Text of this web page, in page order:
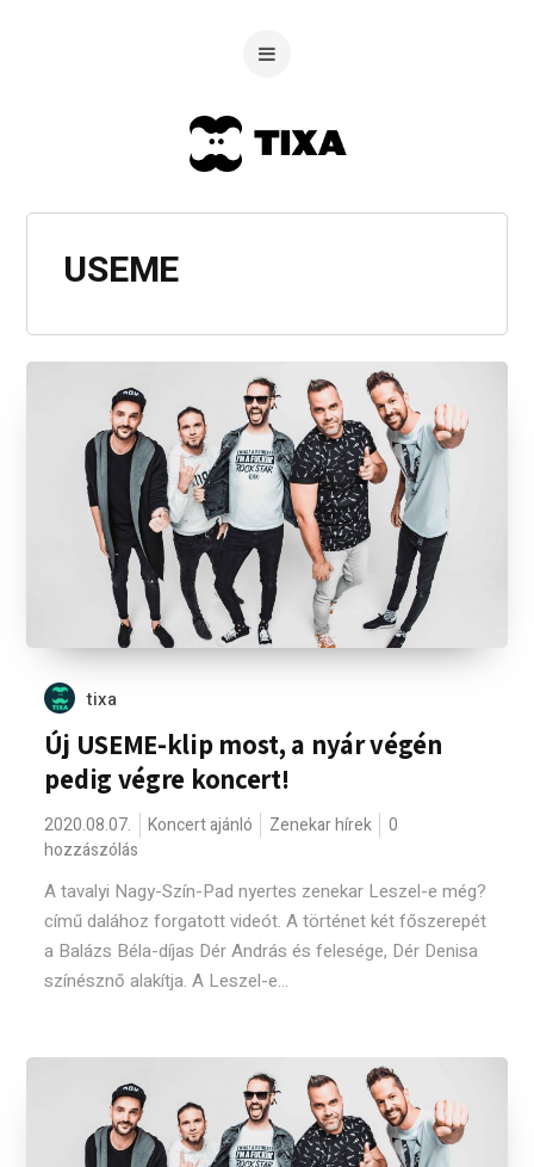
USEME
tixa
Új USEME-klip most, a nyár végén
pedig végre koncert!
2020.08.07. Koncert ajánló Zenekar hírek
0
hozzászólás
A tavalyi Nagy-Szín-Pad nyertes zenekar Leszel-e még?
című dalához forgatott videót. A történet két főszerepét
a Balázs Béla-díjas Dér András és felesége, Dér Denisa
színésznő alakítja. A Leszel-e...